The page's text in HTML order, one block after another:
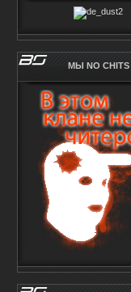
МЫ NO CHITS